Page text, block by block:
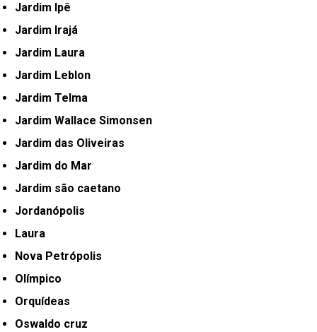
Jardim Ipê
Jardim Irajá
Jardim Laura
Jardim Leblon
Jardim Telma
Jardim Wallace Simonsen
Jardim das Oliveiras
Jardim do Mar
Jardim são caetano
Jordanópolis
Laura
Nova Petrópolis
Olímpico
Orquídeas
Oswaldo cruz